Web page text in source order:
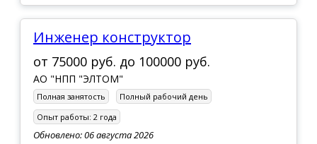
Инженер конструктор
от 75000 руб. до 100000 руб.
АО "НПП "ЭЛТОМ"
Полная занятость
Полный рабочий день
Опыт работы: 2 года
Обновлено: 06 августа 2026